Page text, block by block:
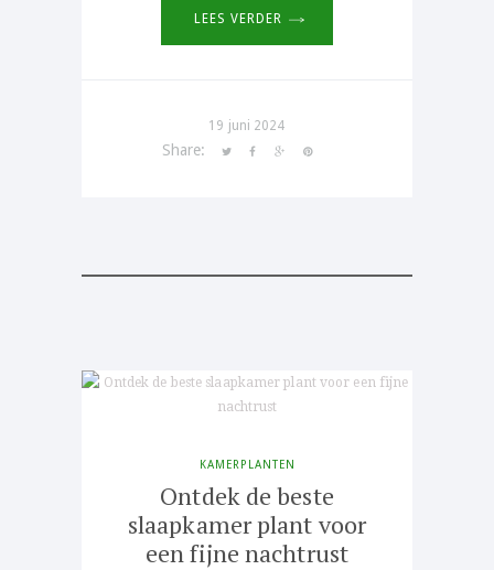
LEES VERDER
19 juni 2024
Share:
KAMERPLANTEN
Ontdek de beste
slaapkamer plant voor
een fijne nachtrust